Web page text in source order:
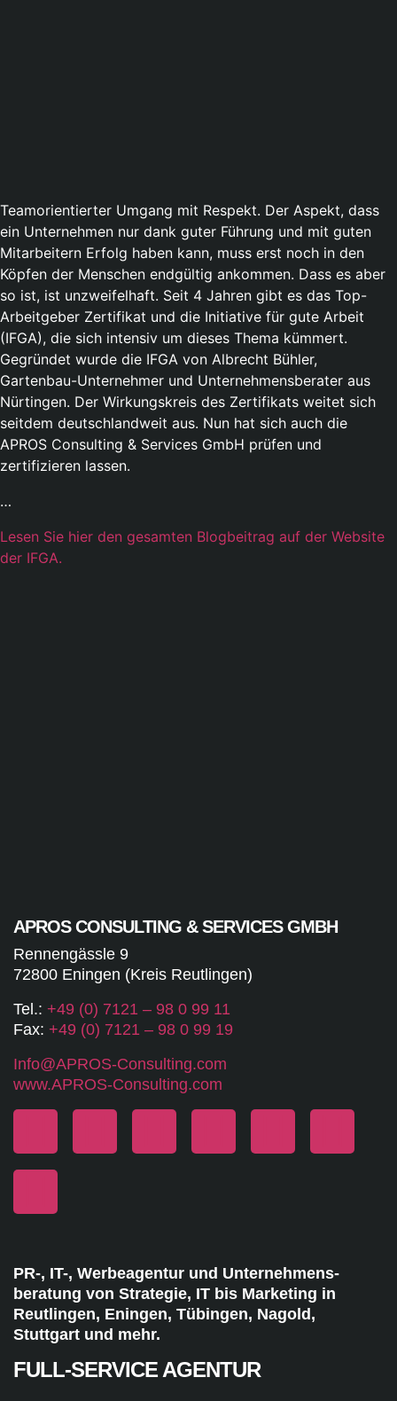
Teamorientierter Umgang mit Respekt. Der Aspekt, dass
ein Unternehmen nur dank guter Führung und mit guten
Mitarbeitern Erfolg haben kann, muss erst noch in den
Köpfen der Menschen endgültig ankommen. Dass es aber
so ist, ist unzweifelhaft. Seit 4 Jahren gibt es das Top-
Arbeitgeber Zertifikat und die Initiative für gute Arbeit
(IFGA), die sich intensiv um dieses Thema kümmert.
Gegründet wurde die IFGA von Albrecht Bühler,
Gartenbau-Unternehmer und Unternehmensberater aus
Nürtingen. Der Wirkungskreis des Zertifikats weitet sich
seitdem deutschlandweit aus. Nun hat sich auch die
APROS Consulting & Services GmbH prüfen und
zertifizieren lassen.
…
Lesen Sie hier den gesamten Blogbeitrag auf der Website
der IFGA.
APROS CONSULTING & SERVICES GMBH
Rennengässle 9
72800 Eningen (Kreis Reutlingen)
Tel.: +49 (0) 7121 – 98 0 99 11
Fax: +49 (0) 7121 – 98 0 99 19
Info@APROS-Consulting.com
www.APROS-Consulting.com
PR-, IT-, Werbeagentur und Unternehmens-
beratung von Strategie, IT bis Marketing in
Reutlingen, Eningen, Tübingen, Nagold,
Stuttgart und mehr.
FULL-SERVICE AGENTUR